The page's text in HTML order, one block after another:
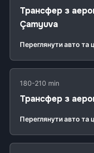
Трансфер з
Çamyuva
Переглянути авто та
180-210 min
Трансфер з
Переглянути авто та